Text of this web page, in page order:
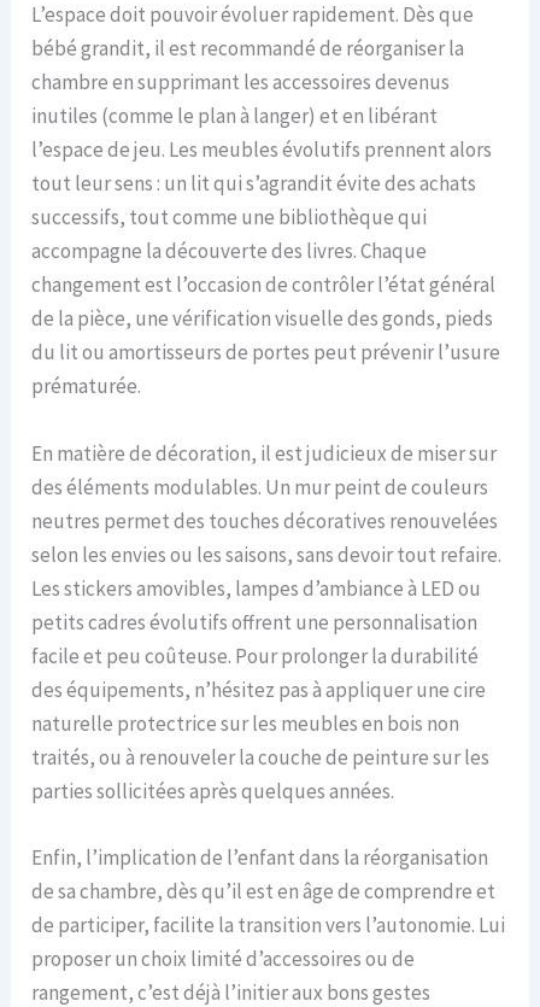
L’espace doit pouvoir évoluer rapidement. Dès que
bébé grandit, il est recommandé de réorganiser la
chambre en supprimant les accessoires devenus
inutiles (comme le plan à langer) et en libérant
l’espace de jeu. Les meubles évolutifs prennent alors
tout leur sens : un lit qui s’agrandit évite des achats
successifs, tout comme une bibliothèque qui
accompagne la découverte des livres. Chaque
changement est l’occasion de contrôler l’état général
de la pièce, une vérification visuelle des gonds, pieds
du lit ou amortisseurs de portes peut prévenir l’usure
prématurée.
En matière de décoration, il est judicieux de miser sur
des éléments modulables. Un mur peint de couleurs
neutres permet des touches décoratives renouvelées
selon les envies ou les saisons, sans devoir tout refaire.
Les stickers amovibles, lampes d’ambiance à LED ou
petits cadres évolutifs offrent une personnalisation
facile et peu coûteuse. Pour prolonger la durabilité
des équipements, n’hésitez pas à appliquer une cire
naturelle protectrice sur les meubles en bois non
traités, ou à renouveler la couche de peinture sur les
parties sollicitées après quelques années.
Enfin, l’implication de l’enfant dans la réorganisation
de sa chambre, dès qu’il est en âge de comprendre et
de participer, facilite la transition vers l’autonomie. Lui
proposer un choix limité d’accessoires ou de
rangement, c’est déjà l’initier aux bons gestes